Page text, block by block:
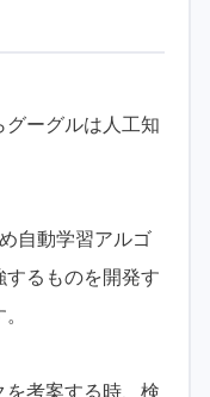
ーグルは人工知
自動学習アルゴ
するものを開発す
考案する時、検